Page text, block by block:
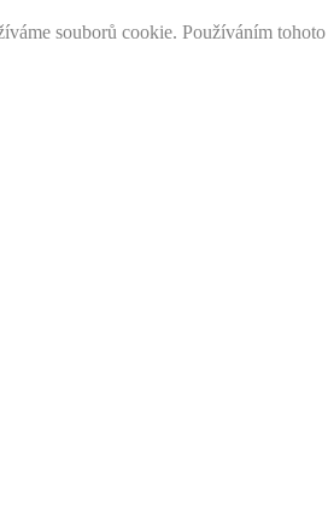
souborů cookie. Používáním